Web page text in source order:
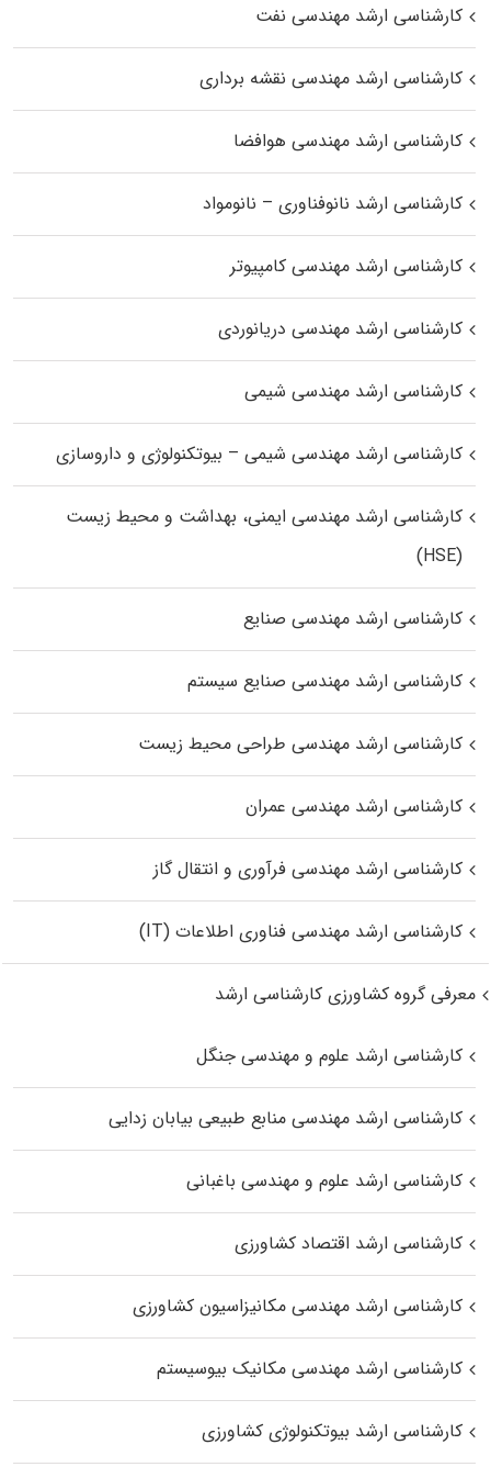
کارشناسی ارشد مهندسی نفت
کارشناسی ارشد مهندسی نقشه برداری
کارشناسی ارشد مهندسی هوافضا
کارشناسی ارشد نانوفناوری – نانومواد
کارشناسی ارشد مهندسی کامپیوتر
کارشناسی ارشد مهندسی دریانوردی
کارشناسی ارشد مهندسی شیمی
کارشناسی ارشد مهندسی شیمی – بیوتکنولوژی و داروسازی
کارشناسی ارشد مهندسی ایمنی، بهداشت و محیط زیست
(HSE)
کارشناسی ارشد مهندسی صنایع
کارشناسی ارشد مهندسی صنایع سیستم
کارشناسی ارشد مهندسی طراحی محیط زیست
کارشناسی ارشد مهندسی عمران
کارشناسی ارشد مهندسی فرآوری و انتقال گاز
کارشناسی ارشد مهندسی فناوری اطلاعات (IT)
معرفی گروه کشاورزی کارشناسی ارشد
کارشناسی ارشد علوم و مهندسی جنگل
کارشناسی ارشد مهندسی منابع طبیعی بیابان زدایی
کارشناسی ارشد علوم و مهندسی باغبانی
کارشناسی ارشد اقتصاد کشاورزی
کارشناسی ارشد مهندسی مکانیزاسیون کشاورزی
کارشناسی ارشد مهندسی مکانیک بیوسیستم
کارشناسی ارشد بیوتکنولوژی کشاورزی